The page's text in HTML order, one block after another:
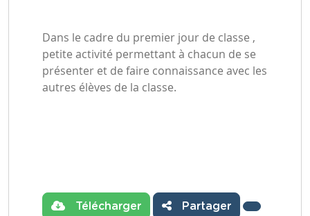
Dans le cadre du premier jour de classe ,
petite activité permettant à chacun de se
présenter et de faire connaissance avec les
autres élèves de la classe.
Télécharger Partager